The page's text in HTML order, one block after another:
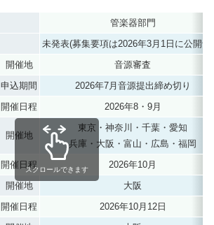
管楽器部門
未発表(募集要項は2026年3月1日に公開予
開催地
音源審査
申込期間
2026年7月音源提出締め切り
開催日程 2026年8・9月
開催地
東京・神奈川・千葉・愛知
兵庫・大阪・富山・広島・福岡
開催日程
2026年10月
開催地
大阪
開催日程
2026年10月12日
スクロールできます